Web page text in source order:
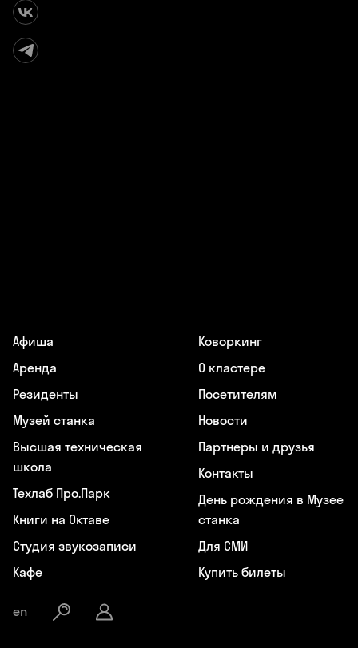
Афиша
Аренда
Резиденты
Музей станка
Высшая техническая
школа
Техлаб Про.Парк
Книги на Октаве
Студия звукозаписи
Кафе
Коворкинг
О кластере
Посетителям
Новости
Партнеры и друзья
Контакты
День рождения в Музее
станка
Для СМИ
Купить билеты
en